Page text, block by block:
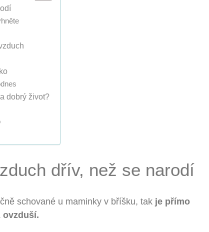
dobrý život?
dřív, než se narodí
schované u maminky v bříšku, tak je přímo
ovzduší.